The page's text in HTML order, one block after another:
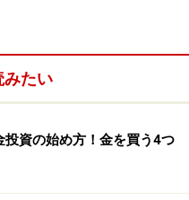
みたい
投資の始め方！金を買う4つ